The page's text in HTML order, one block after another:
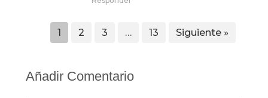
1 2 3 … 13 Siguiente »
Añadir Comentario